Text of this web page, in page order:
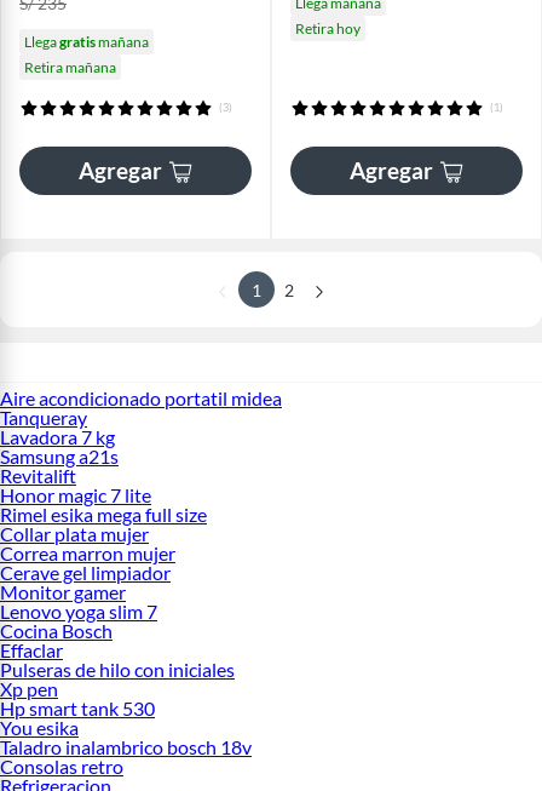
Llegagratismañana
Retira mañana
(3)
Agregar
Retira hoy
(1)
Agregar
1 2
Aire acondicionado portatil midea
Tanqueray
Lavadora 7 kg
Samsung a21s
Revitalift
Honor magic 7 lite
Rimel esika mega full size
Collar plata mujer
Correa marron mujer
Cerave gel limpiador
Monitor gamer
Lenovo yoga slim 7
Cocina Bosch
Effaclar
Pulseras de hilo con iniciales
Xp pen
Hp smart tank 530
You esika
Taladro inalambrico bosch 18v
Consolas retro
Refrigeracion